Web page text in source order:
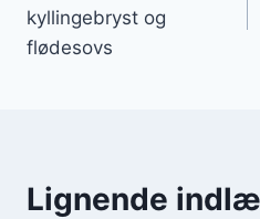
kyllingebryst og
flødesovs
Lignende